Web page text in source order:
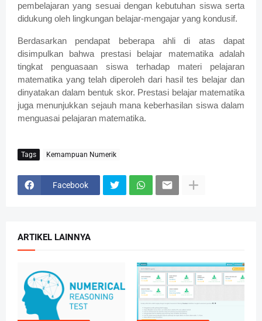
pembelajaran yang sesuai dengan kebutuhan siswa serta
didukung oleh lingkungan belajar-mengajar yang kondusif.
Berdasarkan pendapat beberapa ahli di atas dapat
disimpulkan bahwa prestasi belajar matematika adalah
tingkat penguasaan siswa terhadap materi pelajaran
matematika yang telah diperoleh dari hasil tes belajar dan
dinyatakan dalam bentuk skor. Prestasi belajar matematika
juga menunjukkan sejauh mana keberhasilan siswa dalam
menguasai pelajaran matematika.
Tags Kemampuan Numerik
Facebook
ARTIKEL LAINNYA